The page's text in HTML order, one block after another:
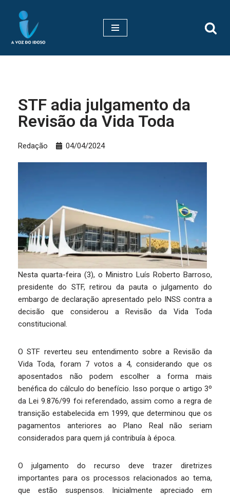
Pular
para
STF adia julgamento da
Revisão da Vida Toda
Redação 04/04/2024
Nesta quarta-feira (3), o Ministro Luís Roberto Barroso,
presidente do STF, retirou da pauta o julgamento do
embargo de declaração apresentado pelo INSS contra a
decisão que considerou a Revisão da Vida Toda
constitucional.
O STF reverteu seu entendimento sobre a Revisão da
Vida Toda, foram 7 votos a 4, considerando que os
aposentados não podem escolher a forma mais
benéfica do cálculo do benefício. Isso porque o artigo 3º
da Lei 9.876/99 foi referendado, assim como a regra de
transição estabelecida em 1999, que determinou que os
pagamentos anteriores ao Plano Real não seriam
considerados para quem já contribuía à época.
O julgamento do recurso deve trazer diretrizes
importantes para os processos relacionados ao tema,
que estão suspensos. Inicialmente apreciado em